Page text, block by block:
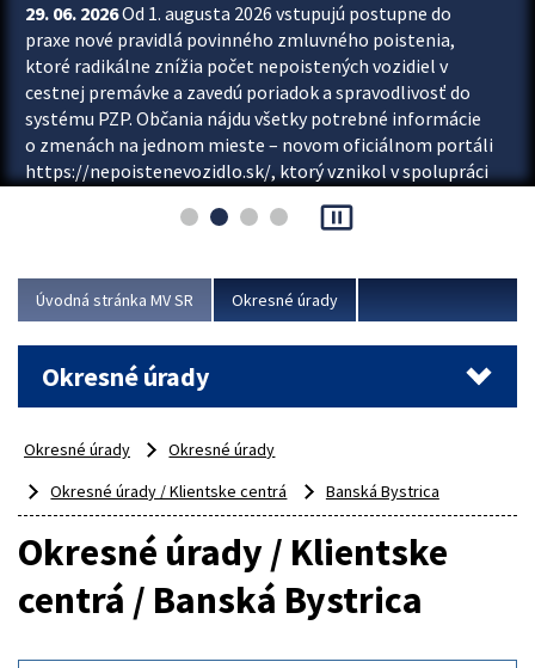
29. 06. 2026Od 1. augusta 2026 vstupujú postupne do
praxe nové pravidlá povinného zmluvného poistenia,
ktoré radikálne znížia počet nepoistených vozidiel v
cestnej premávke a zavedú poriadok a spravodlivosť do
systému PZP. Občania nájdu všetky potrebné informácie
o zmenách na jednom mieste – novom oficiálnom portáli
https://nepoistenevozidlo.sk/, ktorý vznikol v spolupráci
asociácie poisťovní (SLASPO) a Ministerstva vnútra SR.
Viac
pause_presentation
Úvodná stránka MV SR Okresné úrady
Okresné úrady
Okresné úrady
Okresné úrady
Okresné úrady / Klientske centrá
Banská Bystrica
Okresné úrady / Klientske
centrá / Banská Bystrica